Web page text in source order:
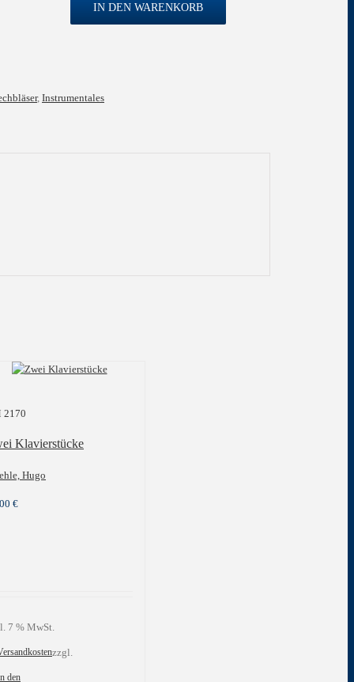
IN DEN WARENKORB
, Instrumentales
2170
Klavierstücke
Hugo
€
7 % MwSt.
zzgl.
den